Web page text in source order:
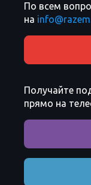
По всем
на
Получайте
прямо на